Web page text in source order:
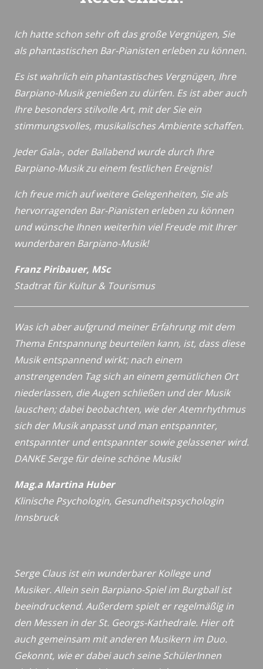
Ich hatte schon sehr oft das große Vergnügen, Sie
als phantastischen Bar-Pianisten erleben zu können.
Es ist wahrlich ein phantastisches Vergnügen, Ihre
Barpiano-Musik genießen zu dürfen. Es ist aber auch
Ihre besonders stilvolle Art, mit der Sie ein
stimmungsvolles, musikalisches Ambiente schaffen.
Jeder Gala-, oder Ballabend wurde durch Ihre
Barpiano-Musik zu einem festlichen Ereignis!
Ich freue mich auf weitere Gelegenheiten, Sie als
hervorragenden Bar-Pianisten erleben zu können
und wünsche Ihnen weiterhin viel Freude mit Ihrer
wunderbaren Barpiano-Musik!
Franz Piribauer, MSc
Stadtrat für Kultur & Tourismus
Was ich aber aufgrund meiner Erfahrung mit dem
Thema Entspannung beurteilen kann, ist, dass diese
Musik entspannend wirkt; nach einem
anstrengenden Tag sich an einem gemütlichen Ort
niederlassen, die Augen schließen und der Musik
lauschen; dabei beobachten, wie der Atemrhythmus
sich der Musik anpasst und man entspannter,
entspannter und entspannter sowie gelassener wird.
DANKE Serge für deine schöne Musik!
Mag.a Martina Huber
Klinische Psychologin, Gesundheitspsychologin
Innsbruck
Serge Claus ist ein wunderbarer Kollege und
Musiker. Allein sein Barpiano-Spiel im Burgball ist
beeindruckend. Außerdem spielt er regelmäßig in
den Messen in der St. Georgs-Kathedrale. Hier oft
auch gemeinsam mit anderen Musikern im Duo.
Gekonnt, wie er dabei auch seine SchülerInnen